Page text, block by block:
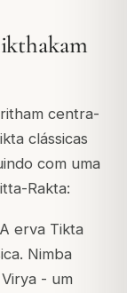
centra-
clássicas
com uma
Rakta:
A erva Tikta
Nimba
- um